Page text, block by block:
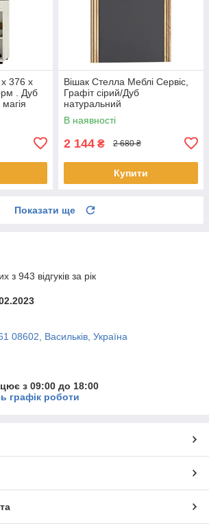
376 х
. Дуб
Вішак Стелла Меблі Сервіс,
Графіт сірий/Дуб
натуральний
В наявності
2 144 ₴ 2 680 ₴
Купити
Показати ще
з 943 відгуків за рік
08602, Васильків, Україна
з 09:00 до 18:00
графік роботи